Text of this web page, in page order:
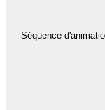
Séquence